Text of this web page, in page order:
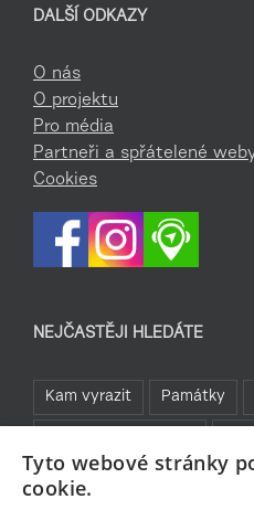
DALŠÍ ODKAZY
O nás
O projektu
Pro média
Partneři a spřátelené
Cookies
NEJČASTĚJI HLEDÁTE
Kam vyrazit Památky
Tyto webové stránky
cookie.